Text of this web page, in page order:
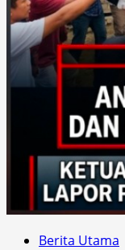
Berita Utama